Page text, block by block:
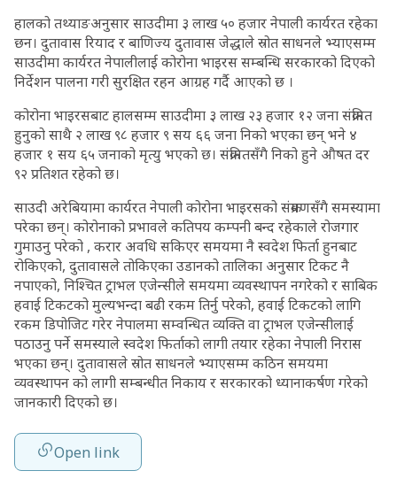
हालको तथ्याङअनुसार साउदीमा ३ लाख ५० हजार नेपाली कार्यरत रहेका
छन। दुतावास रियाद र बाणिज्य दुतावास जेद्धाले स्रोत साधनले भ्याएसम्म
साउदीमा कार्यरत नेपालीलाई कोरोना भाइरस सम्बन्धि सरकारको दिएको
निर्देशन पालना गरी सुरक्षित रहन आग्रह गर्दै आएको छ ।
कोरोना भाइरसबाट हालसम्म साउदीमा ३ लाख २३ हजार १२ जना संक्रमित
हुनुको साथै २ लाख ९८ हजार ९ सय ६६ जना निको भएका छन् भने ४
हजार १ सय ६५ जनाको मृत्यु भएको छ। संक्रमितसँगै निको हुने औषत दर
९२ प्रतिशत रहेको छ।
साउदी अरेबियामा कार्यरत नेपाली कोरोना भाइरसको संक्रमणसँगै समस्यामा
परेका छन्। कोरोनाको प्रभावले कतिपय कम्पनी बन्द रहेकाले रोजगार
गुमाउनु परेको , करार अवधि सकिएर समयमा नै स्वदेश फिर्ता हुनबाट
रोकिएको, दुतावासले तोकिएका उडानको तालिका अनुसार टिकट नै
नपाएको, निश्चित ट्राभल एजेन्सीले समयमा व्यवस्थापन नगरेको र साबिक
हवाई टिकटको मुल्यभन्दा बढी रकम तिर्नु परेको, हवाई टिकटको लागि
रकम डिपोजिट गरेर नेपालमा सम्वन्धित व्यक्ति वा ट्राभल एजेन्सीलाई
पठाउनु पर्ने समस्याले स्वदेश फिर्ताको लागी तयार रहेका नेपाली निरास
भएका छन्। दुतावासले स्रोत साधनले भ्याएसम्म कठिन समयमा
व्यवस्थापन को लागी सम्बन्धीत निकाय र सरकारको ध्यानाकर्षण गरेको
जानकारी दिएको छ।
Open link